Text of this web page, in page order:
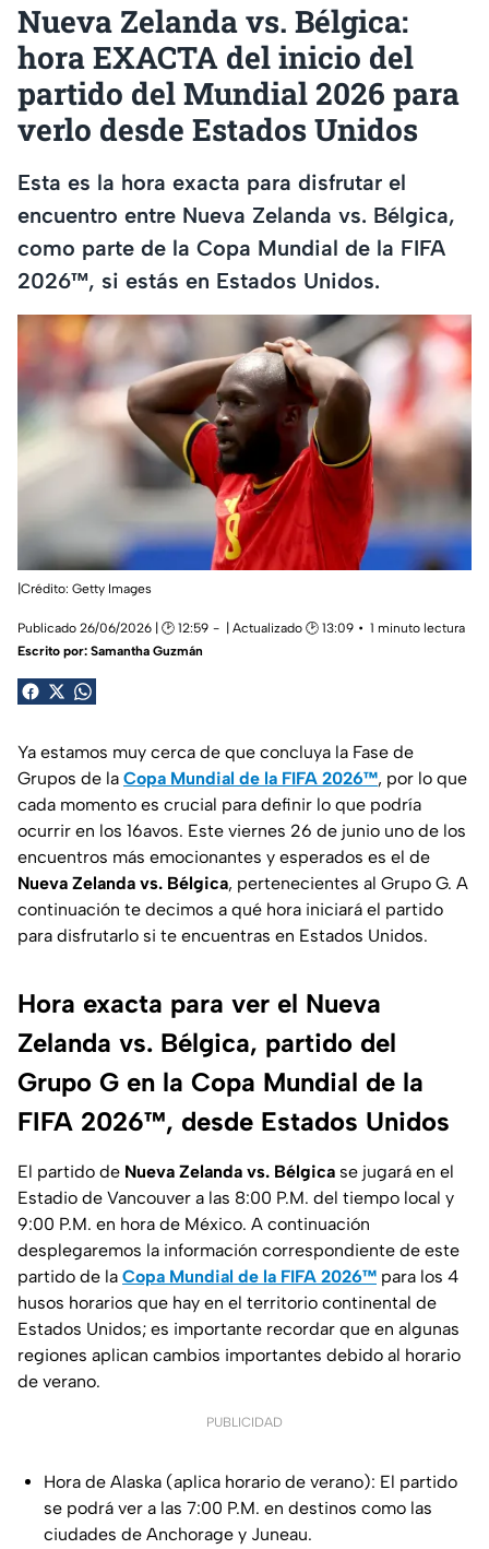
Nueva Zelanda vs. Bélgica:
hora EXACTA del inicio del
partido del Mundial 2026 para
verlo desde Estados Unidos
Esta es la hora exacta para disfrutar el
encuentro entre Nueva Zelanda vs. Bélgica,
como parte de la Copa Mundial de la FIFA
2026™, si estás en Estados Unidos.
|Crédito: Getty Images
Publicado 26/06/2026 | 🕑 12:59 | Actualizado 🕑 13:09
1 minuto lectura
Escrito por: Samantha Guzmán
Ya estamos muy cerca de que concluya la Fase de
Grupos de la Copa Mundial de la FIFA 2026™, por lo que
cada momento es crucial para definir lo que podría
ocurrir en los 16avos. Este viernes 26 de junio uno de los
encuentros más emocionantes y esperados es el de
Nueva Zelanda vs. Bélgica, pertenecientes al Grupo G. A
continuación te decimos a qué hora iniciará el partido
para disfrutarlo si te encuentras en Estados Unidos.
Hora exacta para ver el Nueva
Zelanda vs. Bélgica, partido del
Grupo G en la Copa Mundial de la
FIFA 2026™, desde Estados Unidos
El partido de Nueva Zelanda vs. Bélgica se jugará en el
Estadio de Vancouver a las 8:00 P.M. del tiempo local y
9:00 P.M. en hora de México. A continuación
desplegaremos la información correspondiente de este
partido de la Copa Mundial de la FIFA 2026™ para los 4
husos horarios que hay en el territorio continental de
Estados Unidos; es importante recordar que en algunas
regiones aplican cambios importantes debido al horario
de verano.
PUBLICIDAD
Hora de Alaska (aplica horario de verano): El partido
se podrá ver a las 7:00 P.M. en destinos como las
ciudades de Anchorage y Juneau.